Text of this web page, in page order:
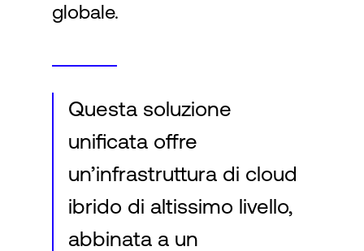
globale.
Questa soluzione
unificata offre
un’infrastruttura di cloud
ibrido di altissimo livello,
abbinata a un